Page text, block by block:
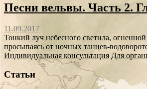
Песни вельвы. Часть 2.
11.09.2017
Тонкий луч небесного светила,
просыпаясь от ночных танцев-
Индивидуальная консультация Для
Статьи